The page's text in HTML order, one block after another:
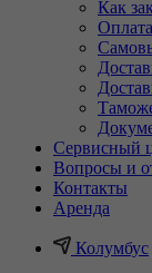
Как
Оплата
Сервисный
Вопросы и
Контакты
Аренда
Колумбус